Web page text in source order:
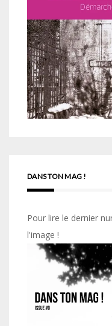
DANS TON MAG !
Pour lire le dernier
l'image !